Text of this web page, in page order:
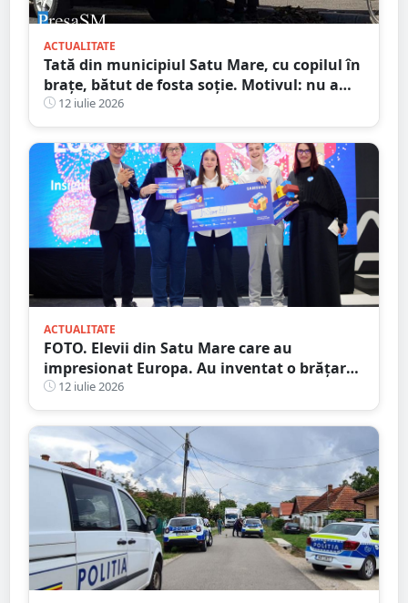
ACTUALITATE
Tată din municipiul Satu Mare, cu copilul în
brațe, bătut de fosta soție. Motivul: nu a
vrut să meargă în excursie
12 iulie 2026
ACTUALITATE
FOTO. Elevii din Satu Mare care au
impresionat Europa. Au inventat o brățară
inteligentă pentru colegii nevăzători
12 iulie 2026